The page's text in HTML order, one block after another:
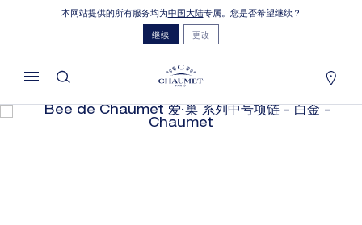
本网站提供的所有服务均为中国大陆专属。您是否希望继续？
继续 更改
BEE DE CHAUMET 爱·巢 系列中号项
Shop now